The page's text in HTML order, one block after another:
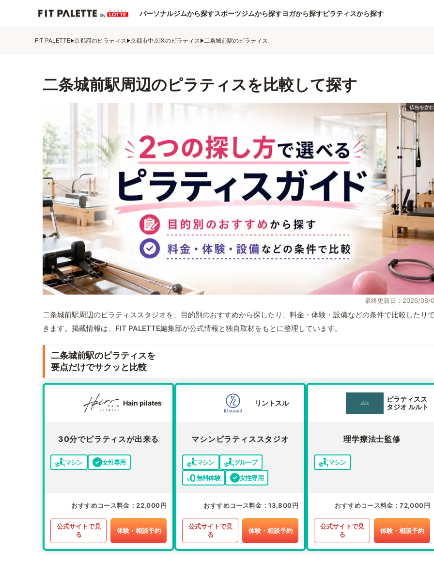
パーソナルジムから探すスポーツジムから探すヨガから探すピラティスから探す
FIT PALETTE 京都府のピラティス 京都市中京区のピラティス 二条城前駅のピラティス
二条城前駅周辺のピラティスを比較して探す
最終更新日：2026/08/
二条城前駅周辺のピラティススタジオを、目的別のおすすめから探したり、料金・体験・設備などの条件で比較したり
きます。掲載情報は、FIT PALETTE編集部が公式情報と独自取材をもとに整理しています。
二条城前駅のピラティスを
要点だけでサクッと比較
Hain pilates
30分でピラティスが出来る
マシン 女性専用
おすすめコース料金 22,000円
公式サイトで見
る
体験・相談予約
リントスル
マシンピラティススタジオ
マシン
グループ
無料体験
女性専用
おすすめコース料金 13,800円
公式サイトで見
る
体験・相談予約
ピラティスス
タジオ ルルト
理学療法士監修
マシン
おすすめコース料金 72,000円
公式サイトで見
る
体験・相談予約